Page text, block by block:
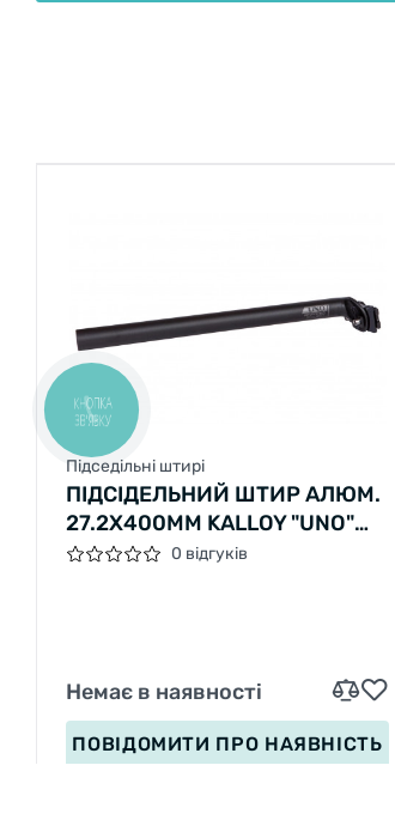
Підседільні штирі
ПІДСІДЕЛЬНИЙ ШТИР АЛЮМ.
27.2X400ММ KALLOY "UNO"
SP-620 (ED)0 відгуків
Немає в наявності
ПОВІДОМИТИ ПРО НАЯВНІСТЬ
КНОПКА
ЗВ'ЯЗКУ